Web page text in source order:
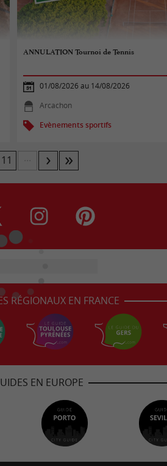
ANNULATION Tournoi de Tennis
01/08/2026 au 14/08/2026
Arcachon
Evènements sportifs
11
RÉGIONAUX EN FRANCE
EN EUROPE